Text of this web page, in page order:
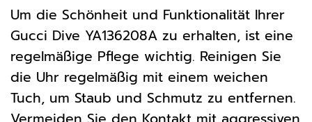
Um die Schönheit und Funktionalität Ihrer
Gucci Dive YA136208A zu erhalten, ist eine
regelmäßige Pflege wichtig. Reinigen Sie
die Uhr regelmäßig mit einem weichen
Tuch, um Staub und Schmutz zu entfernen.